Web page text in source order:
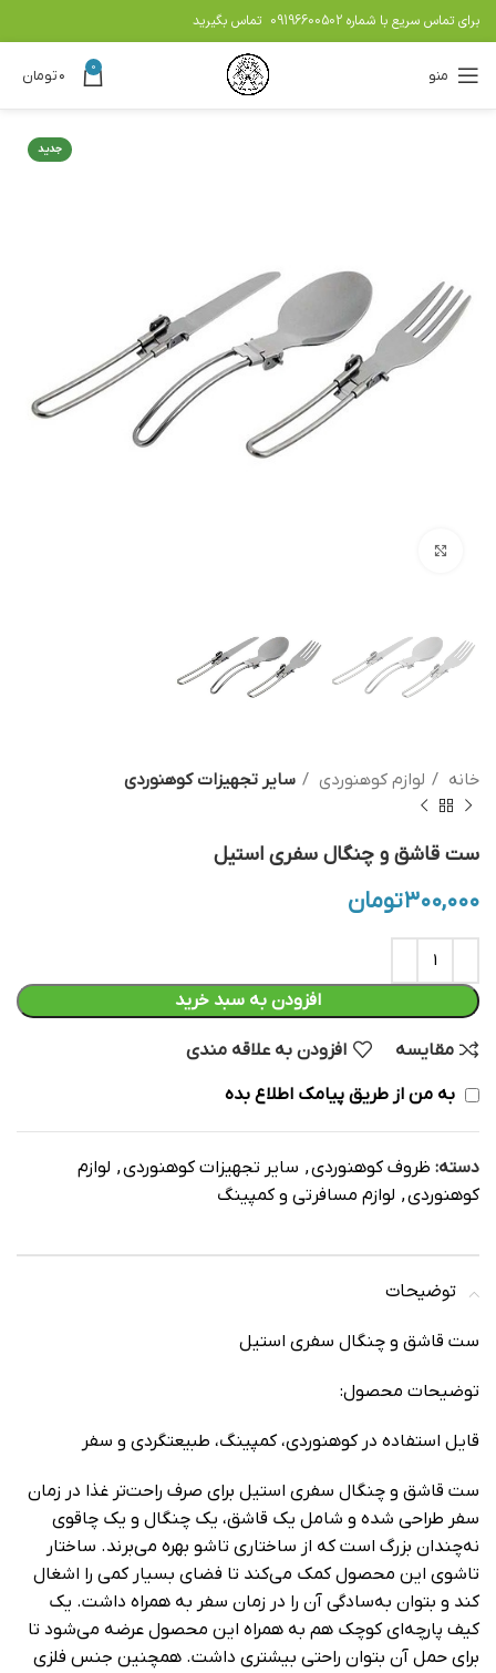
برای تماس سریع با شماره 09196600502 تماس بگیرید
منو 0 ۰تومان
جدید
خانه لوازم کوهنوردی سایر تجهیزات کوهنوردی
ست قاشق و چنگال سفری استیل
۳۰۰,۰۰۰تومان
افزودن به سبد خرید
مقایسه افزودن به علاقه مندی
به من از طریق پیامک اطلاع بده
دسته: ظروف کوهنوردی, سایر تجهیزات کوهنوردی, لوازم
کوهنوردی, لوازم مسافرتی و کمپینگ
توضیحات
ست قاشق و چنگال سفری استیل
توضيحات محصول:
قايل استفاده در کوهنوردي، کمپينگ، طبيعتگردي و سفر
ست قاشق و چنگال سفری استیل برای صرف راحت‌تر غذا در زمان
سفر طراحی شده و شامل یک قاشق، یک چنگال و یک چاقوی
نه‌چندان بزرگ است که از ساختاری تاشو بهره می‌برند. ساختار
تاشوی این محصول کمک می‌کند تا فضای بسیار کمی را اشغال
کند و بتوان به‌سادگی آن را در زمان سفر به همراه داشت. یک
کیف پارچه‌ای کوچک هم به همراه این محصول عرضه می‌شود تا
برای حمل آن بتوان راحتی بیشتری داشت. همچنین جنس فلزی